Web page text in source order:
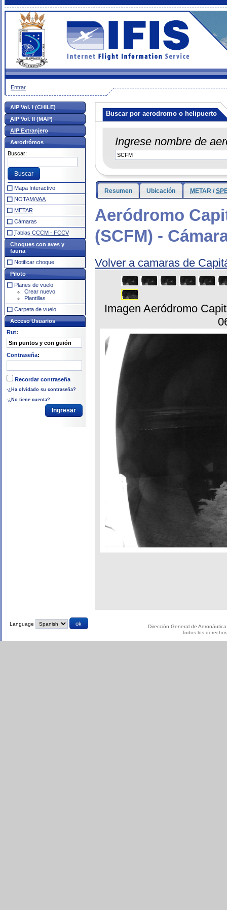
Entrar
Buscar por aerodromo o helipuerto
Ingrese nombre de
Resumen Ubicación METAR /
Aeródromo
(SCFM) -
Volver a camaras de
Imagen Aeródromo
AIPVol. I (CHILE)
AIPVol. II (MAP)
AIP Extranjero
Aerodrómos
Buscar:
Mapa Interactivo
NOTAM/VAA
METAR
Cámaras
Tablas CCCM - FCCV
Choques con aves y
fauna
Notificar choque
Piloto
Planes de vuelo
Crear nuevo
Plantillas
Carpeta de vuelo
Acceso Usuarios
Rut:
Contraseña:
Recordar contraseña
-¿Ha olvidado su contraseña?
-¿No tiene cuenta?
Language
Dirección General de
Todos los